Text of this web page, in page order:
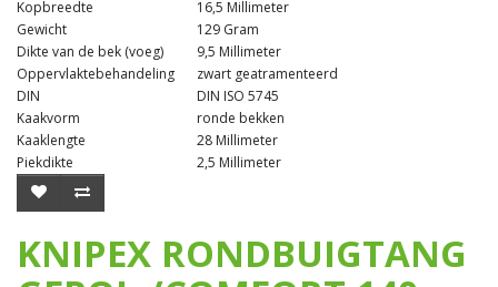
Kopbreedte
16,5 Millimeter
Gewicht
129 Gram
Dikte van de bek (voeg)
9,5 Millimeter
Oppervlaktebehandeling
zwart geatramenteerd
DIN
DIN ISO 5745
Kaakvorm
ronde bekken
Kaaklengte
28 Millimeter
Piekdikte
2,5 Millimeter
KNIPEX RONDBUIGTANG